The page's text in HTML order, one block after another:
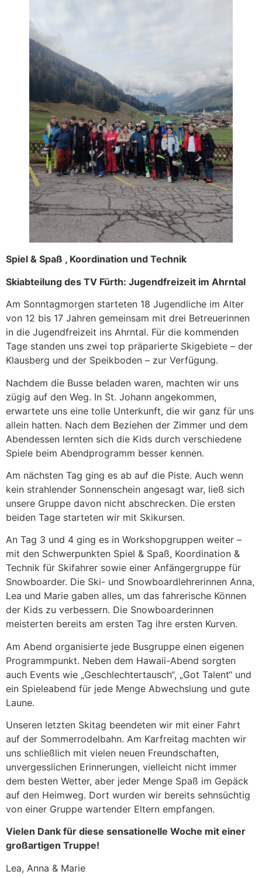
Spiel & Spaß , Koordination und Technik
Skiabteilung des TV Fürth: Jugendfreizeit im Ahrntal
Am Sonntagmorgen starteten 18 Jugendliche im Alter
von 12 bis 17 Jahren gemeinsam mit drei Betreuerinnen
in die Jugendfreizeit ins Ahrntal. Für die kommenden
Tage standen uns zwei top präparierte Skigebiete – der
Klausberg und der Speikboden – zur Verfügung.
Nachdem die Busse beladen waren, machten wir uns
zügig auf den Weg. In St. Johann angekommen,
erwartete uns eine tolle Unterkunft, die wir ganz für uns
allein hatten. Nach dem Beziehen der Zimmer und dem
Abendessen lernten sich die Kids durch verschiedene
Spiele beim Abendprogramm besser kennen.
Am nächsten Tag ging es ab auf die Piste. Auch wenn
kein strahlender Sonnenschein angesagt war, ließ sich
unsere Gruppe davon nicht abschrecken. Die ersten
beiden Tage starteten wir mit Skikursen.
An Tag 3 und 4 ging es in Workshopgruppen weiter –
mit den Schwerpunkten Spiel & Spaß, Koordination &
Technik für Skifahrer sowie einer Anfängergruppe für
Snowboarder. Die Ski- und Snowboardlehrerinnen Anna,
Lea und Marie gaben alles, um das fahrerische Können
der Kids zu verbessern. Die Snowboarderinnen
meisterten bereits am ersten Tag ihre ersten Kurven.
Am Abend organisierte jede Busgruppe einen eigenen
Programmpunkt. Neben dem Hawaii-Abend sorgten
auch Events wie „Geschlechtertausch“, „Got Talent“ und
ein Spieleabend für jede Menge Abwechslung und gute
Laune.
Unseren letzten Skitag beendeten wir mit einer Fahrt
auf der Sommerrodelbahn. Am Karfreitag machten wir
uns schließlich mit vielen neuen Freundschaften,
unvergesslichen Erinnerungen, vielleicht nicht immer
dem besten Wetter, aber jeder Menge Spaß im Gepäck
auf den Heimweg. Dort wurden wir bereits sehnsüchtig
von einer Gruppe wartender Eltern empfangen.
Vielen Dank für diese sensationelle Woche mit einer
großartigen Truppe!
Lea, Anna & Marie